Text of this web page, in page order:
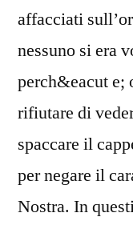
affacciati
nessuno si era
perch&eacut e;
rifiutare di
spaccare il
per negare il
Nostra. In